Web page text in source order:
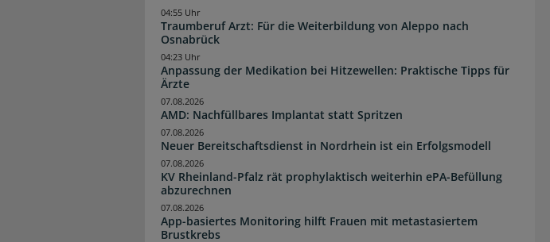
Traumberuf Arzt: Für die Weiterbildung von Aleppo nach
Osnabrück
04:55 Uhr
Anpassung der Medikation bei Hitzewellen: Praktische Tipps für
Ärzte
04:23 Uhr
AMD: Nachfüllbares Implantat statt Spritzen
07.08.2026
Neuer Bereitschaftsdienst in Nordrhein ist ein Erfolgsmodell
07.08.2026
KV Rheinland-Pfalz rät prophylaktisch weiterhin ePA-Befüllung
abzurechnen
07.08.2026
App-basiertes Monitoring hilft Frauen mit metastasiertem
Brustkrebs
07.08.2026